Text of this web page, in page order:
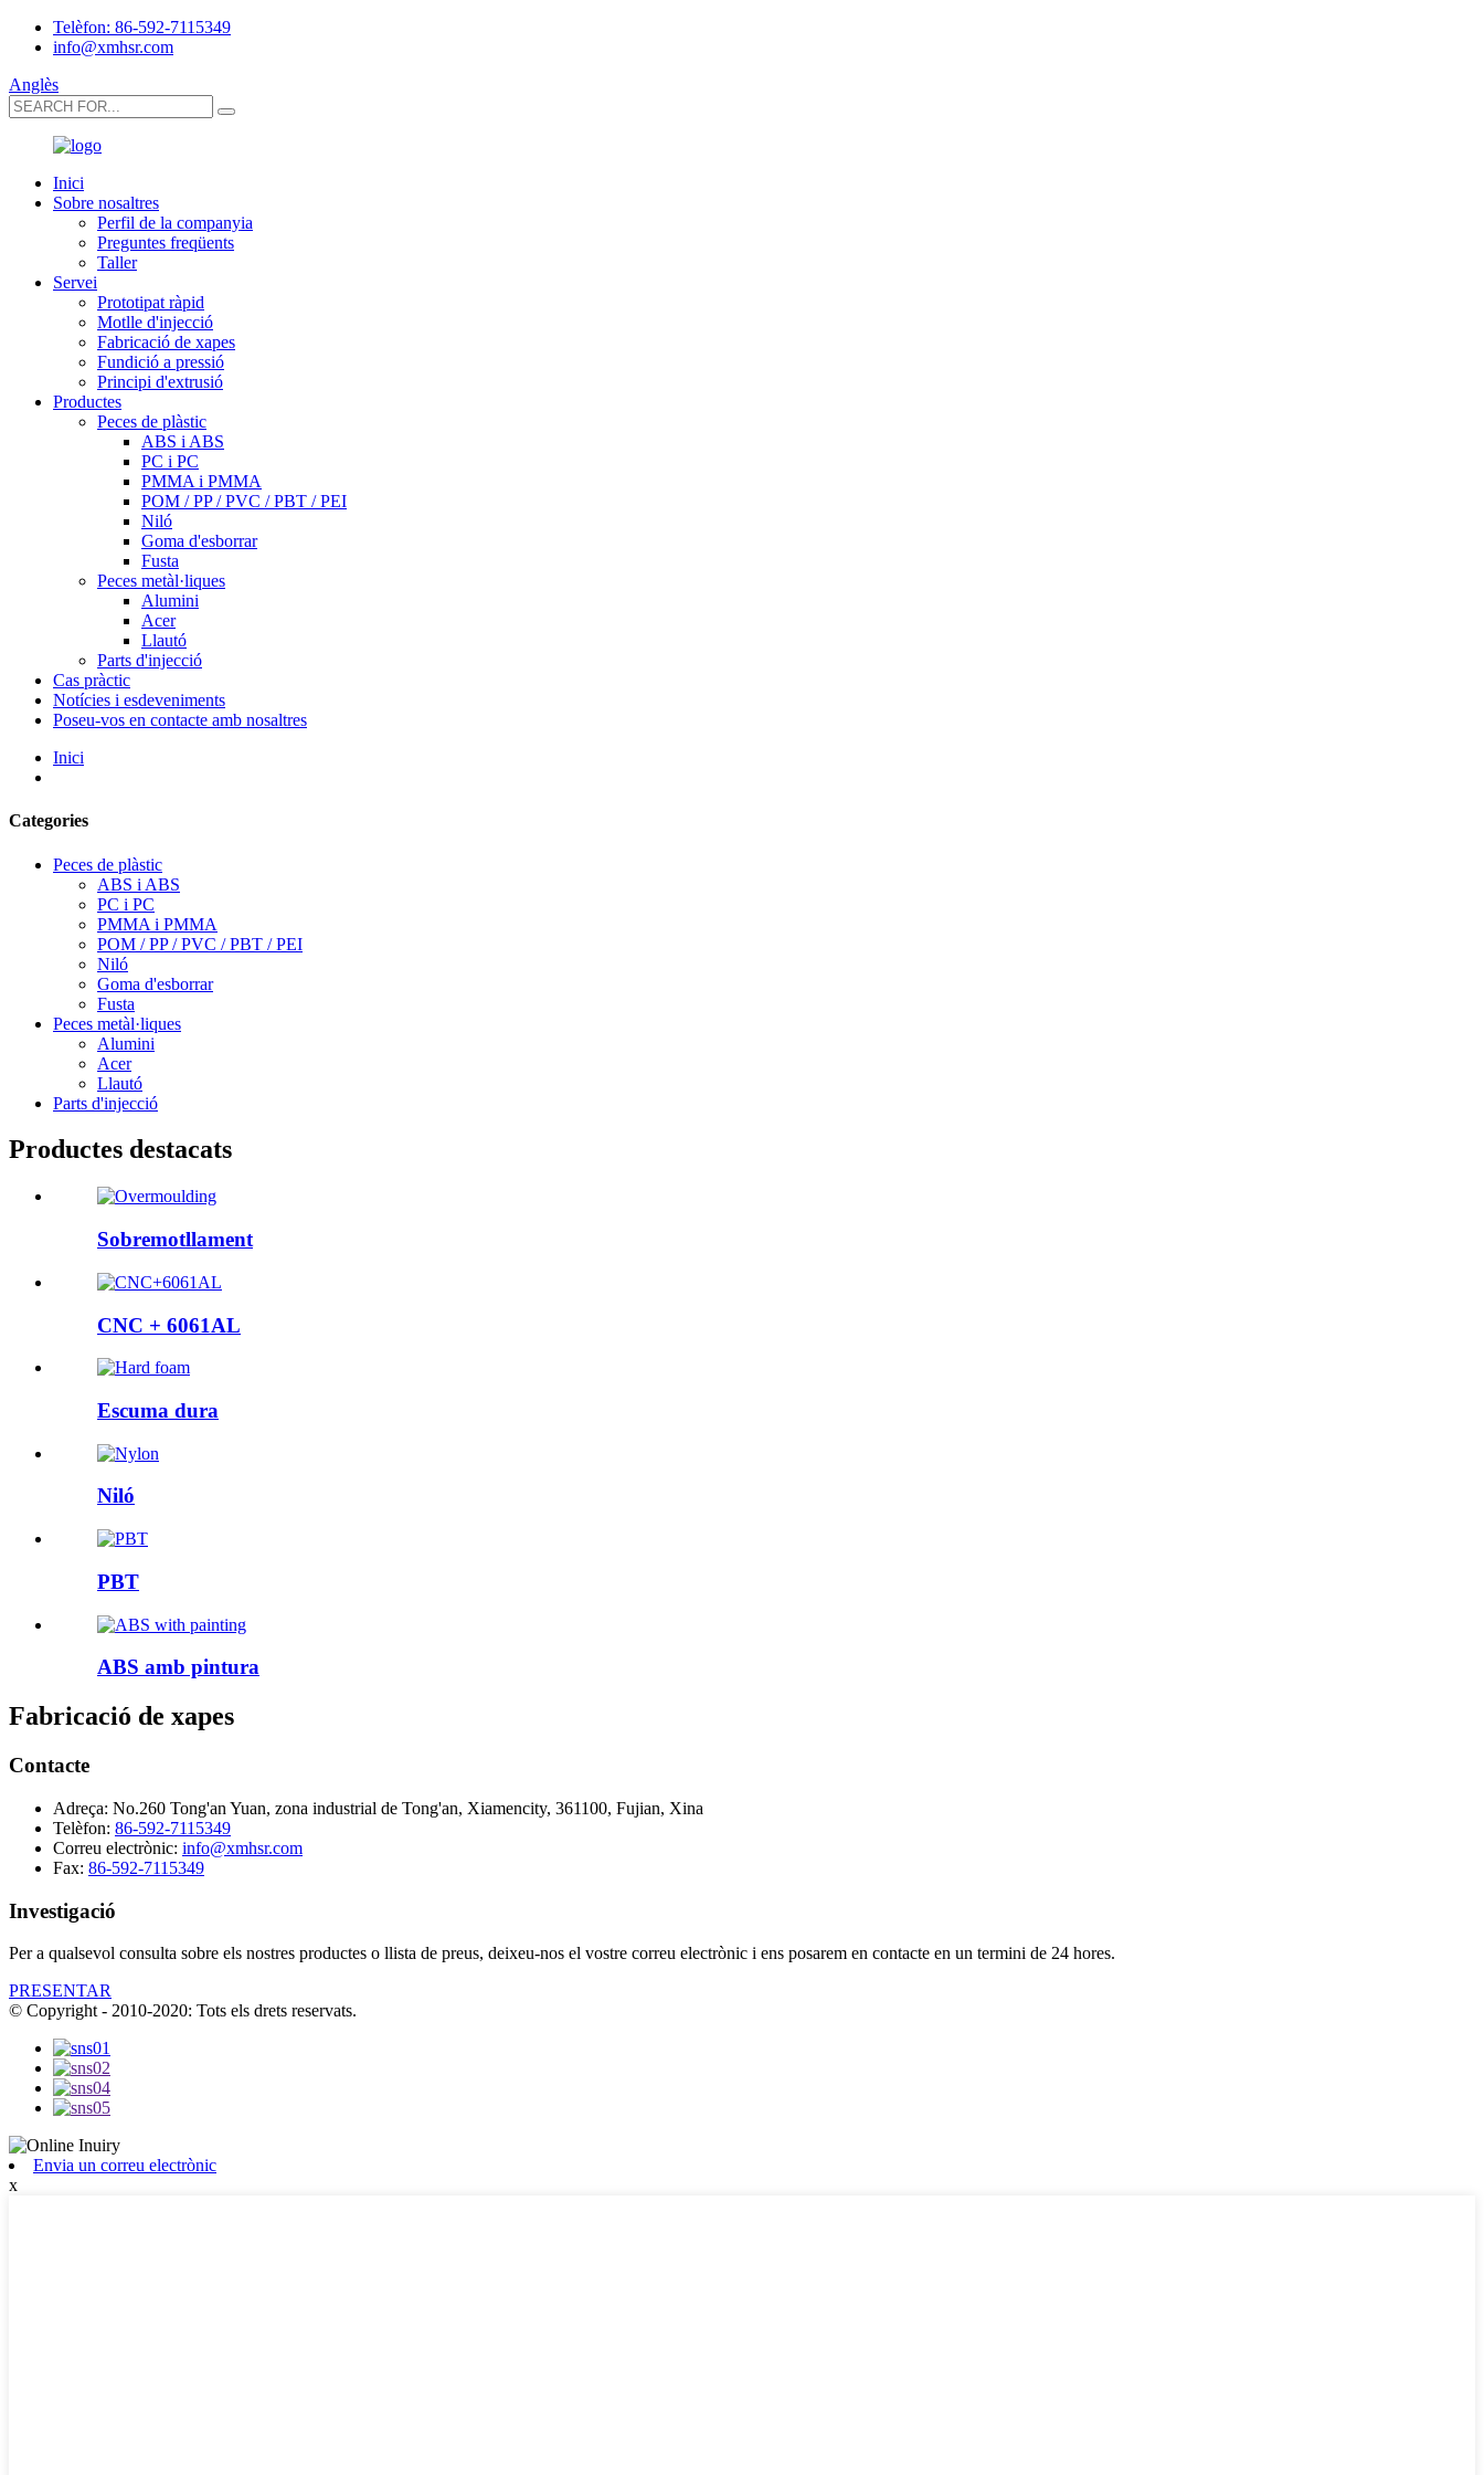
Telèfon: 86-592-7115349
info@xmhsr.com
Anglès
Inici
Sobre nosaltres
Perfil de la companyia
Preguntes freqüents
Taller
Servei
Prototipat ràpid
Motlle d'injecció
Fabricació de xapes
Fundició a pressió
Principi d'extrusió
Productes
Peces de plàstic
ABS i ABS
PC i PC
PMMA i PMMA
POM / PP / PVC / PBT / PEI
Niló
Goma d'esborrar
Fusta
Peces metàl·liques
Alumini
Acer
Llautó
Parts d'injecció
Cas pràctic
Notícies i esdeveniments
Poseu-vos en contacte amb nosaltres
Inici
Categories
Peces de plàstic
ABS i ABS
PC i PC
PMMA i PMMA
POM / PP / PVC / PBT / PEI
Niló
Goma d'esborrar
Fusta
Peces metàl·liques
Alumini
Acer
Llautó
Parts d'injecció
Productes destacats
Sobremotllament
CNC + 6061AL
Escuma dura
Niló
PBT
ABS amb pintura
Fabricació de xapes
Contacte
Adreça: No.260 Tong'an Yuan, zona industrial de Tong'an, Xiamencity, 361100, Fujian, Xina
Telèfon: 86-592-7115349
Correu electrònic: info@xmhsr.com
Fax: 86-592-7115349
Investigació
Per a qualsevol consulta sobre els nostres productes o llista de preus, deixeu-nos el vostre correu electrònic i ens posarem en contacte en un termini de 24 hores.
PRESENTAR
© Copyright - 2010-2020: Tots els drets reservats.
Envia un correu electrònic
x